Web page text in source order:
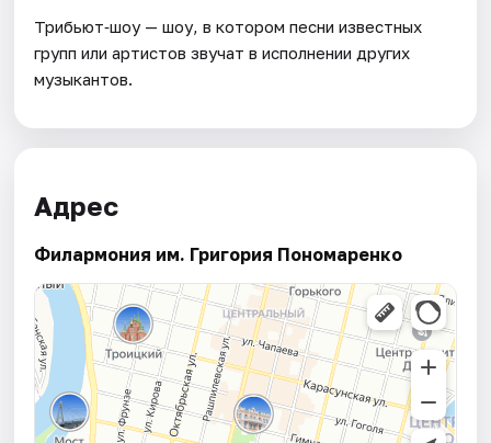
Трибьют‑шоу — шоу, в котором песни известных
групп или артистов звучат в исполнении других
музыкантов.
Адрес
Филармония им. Григория Пономаренко